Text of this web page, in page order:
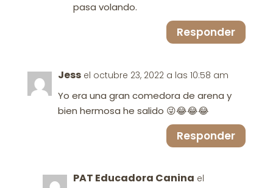
pasa volando.
Responder
Jess el octubre 23, 2022 a las 10:58 am
Yo era una gran comedora de arena y
bien hermosa he salido 😜😂😂😂
Responder
PAT Educadora Canina el